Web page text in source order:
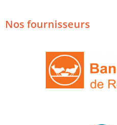
Nos fournisseurs